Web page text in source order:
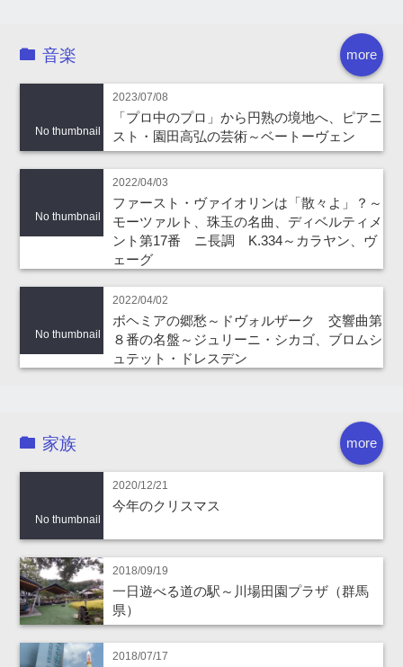
more
音楽
No thumbnail
2023/07/08
「プロ中のプロ」から円熟の境地へ、ピアニ
スト・園田高弘の芸術～ベートーヴェン
No thumbnail
2022/04/03
ファースト・ヴァイオリンは「散々よ」？～
モーツァルト、珠玉の名曲、ディベルティメ
ント第17番 ニ長調 K.334～カラヤン、ヴ
ェーグ
No thumbnail
2022/04/02
ボヘミアの郷愁～ドヴォルザーク 交響曲第
８番の名盤～ジュリーニ・シカゴ、ブロムシ
ュテット・ドレスデン
more
家族
No thumbnail
2020/12/21
今年のクリスマス
2018/09/19
一日遊べる道の駅～川場田園プラザ（群馬
県）
2018/07/17